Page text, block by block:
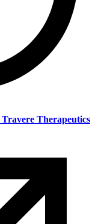
Travere Therapeutics